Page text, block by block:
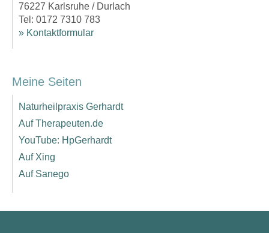
76227 Karlsruhe / Durlach
Tel: 0172 7310 783
» Kontaktformular
Meine Seiten
Naturheilpraxis Gerhardt
Auf Therapeuten.de
YouTube: HpGerhardt
Auf Xing
Auf Sanego